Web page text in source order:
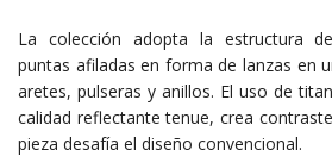
La colección adopta la estructura
puntas afiladas en forma de lanzas en
aretes, pulseras y anillos. El uso de
calidad reflectante tenue, crea
pieza desafía el diseño convencional.